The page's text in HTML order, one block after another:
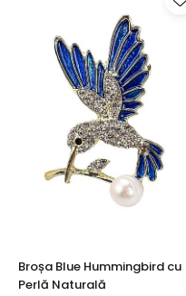
Broșa Blue Hummingbird cu
Perlă Naturală